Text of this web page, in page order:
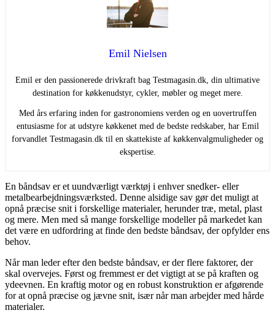
Emil Nielsen
Emil er den passionerede drivkraft bag Testmagasin.dk, din ultimative
destination for køkkenudstyr, cykler, møbler og meget mere.
Med års erfaring inden for gastronomiens verden og en uovertruffen
entusiasme for at udstyre køkkenet med de bedste redskaber, har Emil
forvandlet Testmagasin.dk til en skattekiste af køkkenvalgmuligheder og
ekspertise.
En båndsav er et uundværligt værktøj i enhver snedker- eller
metalbearbejdningsværksted. Denne alsidige sav gør det muligt at
opnå præcise snit i forskellige materialer, herunder træ, metal, plast
og mere. Men med så mange forskellige modeller på markedet kan
det være en udfordring at finde den bedste båndsav, der opfylder ens
behov.
Når man leder efter den bedste båndsav, er der flere faktorer, der
skal overvejes. Først og fremmest er det vigtigt at se på kraften og
ydeevnen. En kraftig motor og en robust konstruktion er afgørende
for at opnå præcise og jævne snit, især når man arbejder med hårde
materialer.